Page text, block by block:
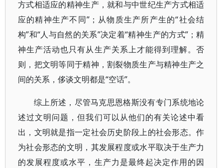
方式相适应的精神生产，就和与中世纪生产方式相适
应的精神生产不同”；从物质生产所产生的“社会结
构”和“人与自然的关系”决定着“精神生产的方式”；精
神生产活动也只有从生产关系上才能得到理解。否
则，把文明等同于精神，割裂物质生产与精神生产之
间的关系，侈谈文明都是“空话”。
综上所述，尽管马克思恩格斯没有专门系统地论
述过文明问题，但我们可以从他们的有关论述中看
出，文明就是指一定社会历史阶段上的社会形态。作
为社会形态的文明，其发展程度或水平取决于生产力
的发展程度或水平，生产力是最终起决定作用的因